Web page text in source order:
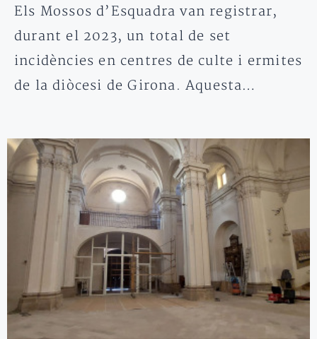
Els Mossos d’Esquadra van registrar,
durant el 2023, un total de set
incidències en centres de culte i ermites
de la diòcesi de Girona. Aquesta…